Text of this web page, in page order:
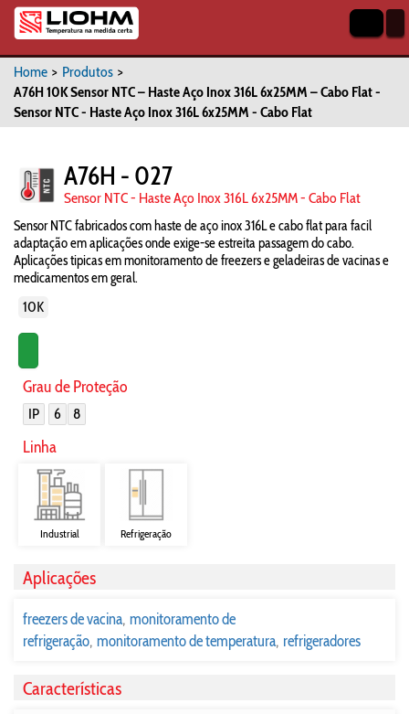
Home > Produtos >
A76H 10K Sensor NTC – Haste Aço Inox 316L 6x25MM – Cabo Flat -
Sensor NTC - Haste Aço Inox 316L 6x25MM - Cabo Flat
A76H - 027
Sensor NTC - Haste Aço Inox 316L 6x25MM - Cabo Flat
Sensor NTC fabricados com haste de aço inox 316L e cabo flat para facil
adaptação em aplicações onde exige-se estreita passagem do cabo.
Aplicações tipicas em monitoramento de freezers e geladeiras de vacinas e
medicamentos em geral.
10K
Grau de Proteção
IP 6 8
Linha
Industrial Refrigeração
Aplicações
freezers de vacina monitoramento de
refrigeração monitoramento de temperatura refrigeradores
Características